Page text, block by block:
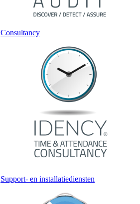
Consultancy
Support- en installatiediensten